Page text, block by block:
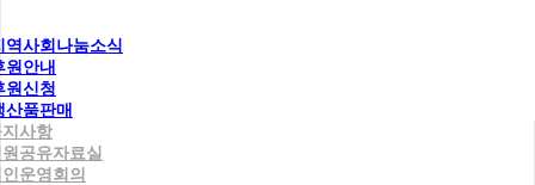
역사회나눔소식
원안내
원신청
산품판매
사항
공유자료실
운영회의